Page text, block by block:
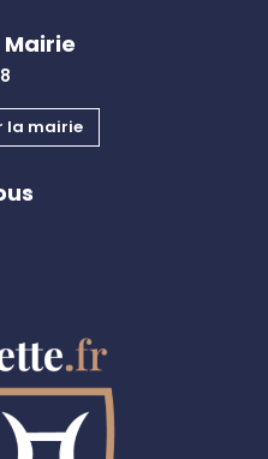
la mairie